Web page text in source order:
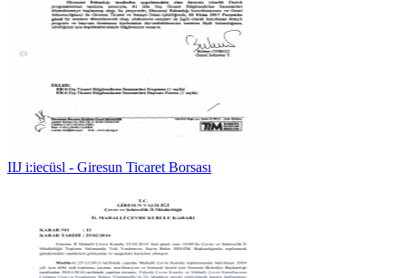
IIJ i:iecüsl - Giresun Ticaret Borsası